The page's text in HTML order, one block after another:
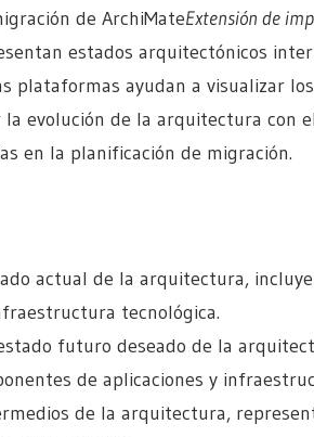
de ArchiMateExtensión de
estados arquitectónicos
plataformas ayudan a visualizar
evolución de la arquitectura con
en la planificación de migración.
actual de la arquitectura,
tecnológica.
futuro deseado de la
de aplicaciones y
de la arquitectura,